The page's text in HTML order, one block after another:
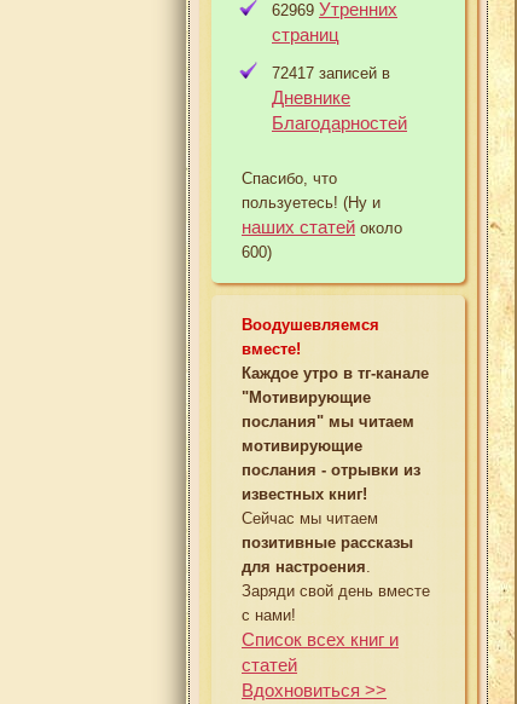
62969 Утренних
страниц
72417 записей в
Дневнике
Благодарностей
Спасибо, что
пользуетесь! (Ну и
наших статей около
600)
Воодушевляемся
вместе!
Каждое утро в тг-канале
"Мотивирующие
послания" мы читаем
мотивирующие
послания - отрывки из
известных книг!
Сейчас мы читаем
позитивные рассказы
для настроения
Заряди свой день вместе
с нами!
Список всех книг и
статей
Вдохновиться >>